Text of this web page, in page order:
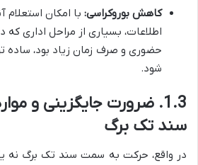
کاهش بوروکراسی: با امکان استعلام
اطلاعات، بسیاری از مراحل اداری که
حضوری و صرف زمان زیاد بود، ساده
شود.
1.3. ضرورت جایگزینی و
سند تک برگ
در واقع، حرکت به سمت سند تک برگ نه